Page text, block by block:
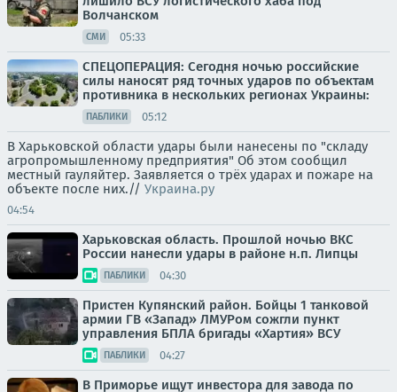
Волчанском
СМИ 05:33
СПЕЦОПЕРАЦИЯ: Сегодня ночью российские
силы наносят ряд точных ударов по объектам
противника в нескольких регионах Украины:
ПАБЛИКИ 05:12
В Харьковской области удары были нанесены по "складу
агропромышленному предприятия" Об этом сообщил
местный гауляйтер. Заявляется о трёх ударах и пожаре на
объекте после них.// Украина.ру
04:54
Харьковская область. Прошлой ночью ВКС
России нанесли удары в районе н.п. Липцы
ПАБЛИКИ 04:30
Пристен Купянский район. Бойцы 1 танковой
армии ГВ «Запад» ЛМУРом сожгли пункт
управления БПЛА бригады «Хартия» ВСУ
ПАБЛИКИ 04:27
В Приморье ищут инвестора для завода по